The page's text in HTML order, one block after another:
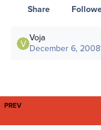
Share
Voja
December 6, 2008
FIRST PAGE
PREV